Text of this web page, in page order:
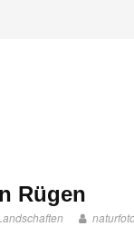
Rügen